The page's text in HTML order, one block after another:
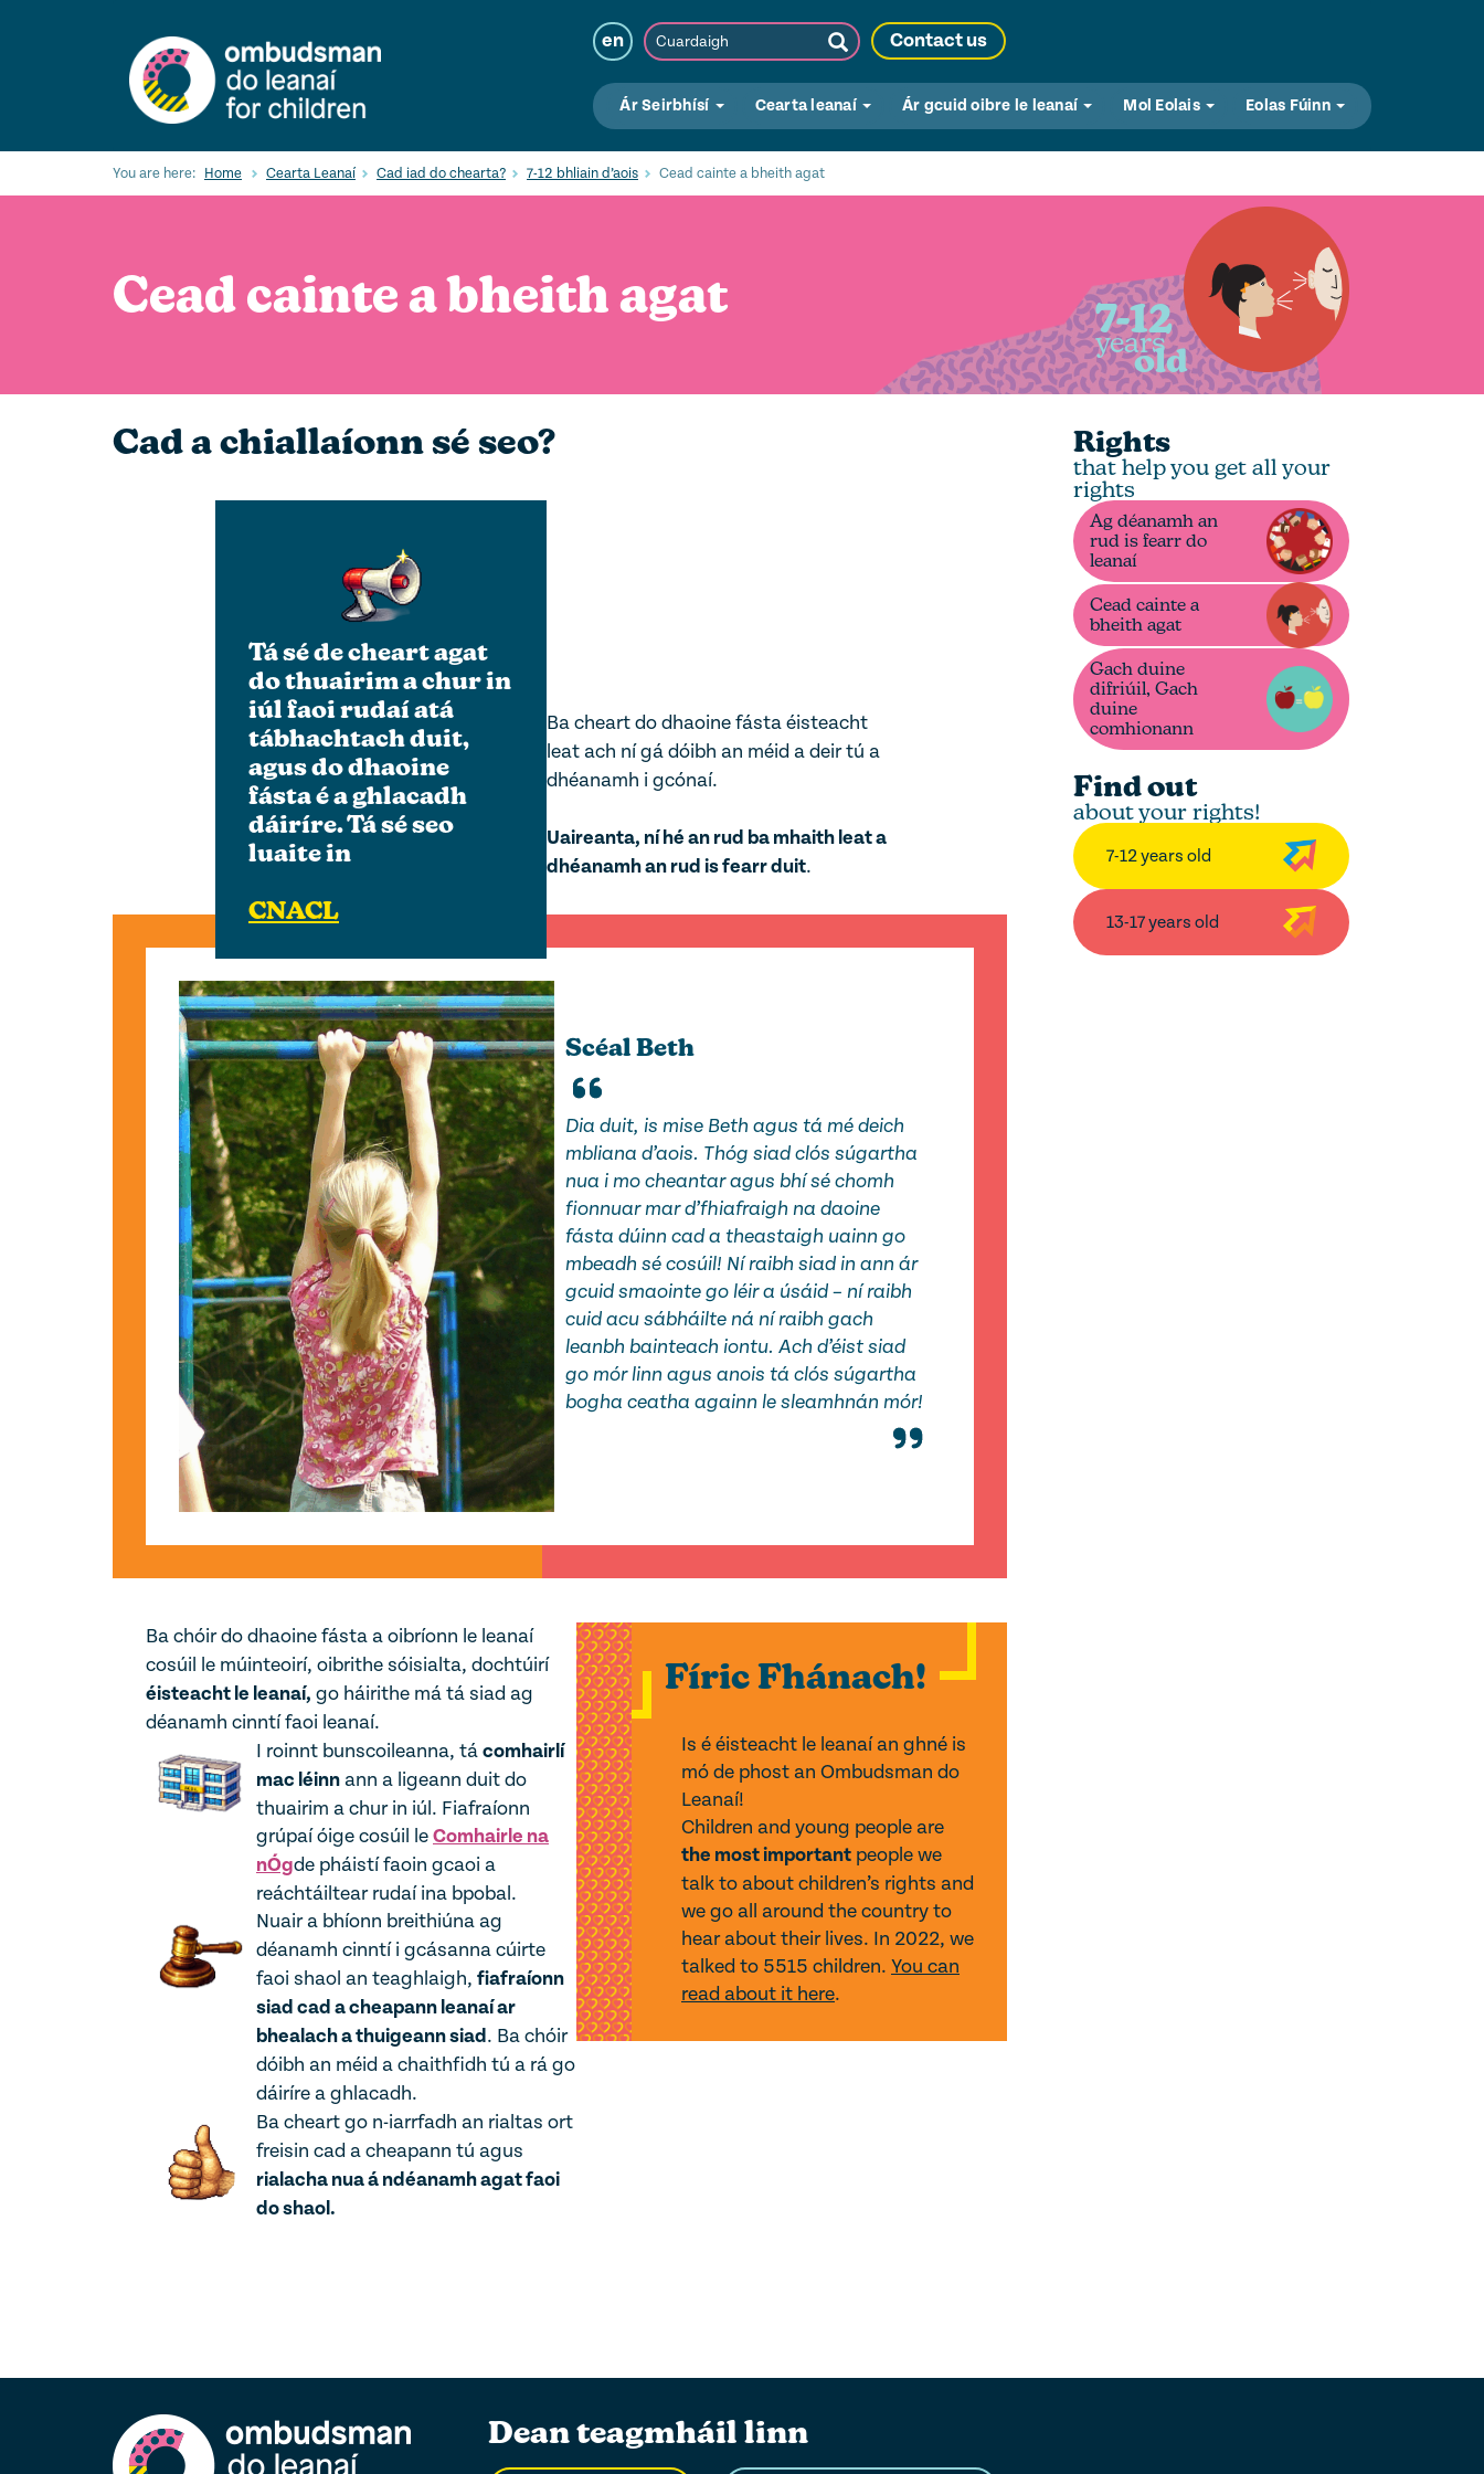
en Cuardaigh
Submit
Search
Contact us
Ár Seirbhísí Cearta leanaí Ár gcuid oibre le leanaí Mol Eolais Eolas Fúinn
You are here: Home Cearta Leanaí Cad iad do chearta? 7-12 bhliain d’aois Cead cainte a bheith agat
Cead cainte a bheith agat 7-12
years
old
Cad a chiallaíonn sé seo?
Tá sé de cheart agat
do thuairim a chur in
iúl faoi rudaí atá
tábhachtach duit,
agus do dhaoine
fásta é a ghlacadh
dáiríre. Tá sé seo
luaite in
CNACL
Ba cheart do dhaoine fásta éisteacht
leat ach ní gá dóibh an méid a deir tú a
dhéanamh i gcónaí.
Uaireanta, ní hé an rud ba mhaith leat a
dhéanamh an rud is fearr duit.
Scéal Beth
Dia duit, is mise Beth agus tá mé deich
mbliana d’aois. Thóg siad clós súgartha
nua i mo cheantar agus bhí sé chomh
fionnuar mar d’fhiafraigh na daoine
fásta dúinn cad a theastaigh uainn go
mbeadh sé cosúil! Ní raibh siad in ann ár
gcuid smaointe go léir a úsáid – ní raibh
cuid acu sábháilte ná ní raibh gach
leanbh bainteach iontu. Ach d’éist siad
go mór linn agus anois tá clós súgartha
bogha ceatha againn le sleamhnán mór!
Ba chóir do dhaoine fásta a oibríonn le leanaí
cosúil le múinteoirí, oibrithe sóisialta, dochtúirí
éisteacht le leanaí, go háirithe má tá siad ag
déanamh cinntí faoi leanaí.
I roinnt bunscoileanna, tá comhairlí
mac léinn ann a ligeann duit do
thuairim a chur in iúl. Fiafraíonn
grúpaí óige cosúil le Comhairle na
nÓgde pháistí faoin gcaoi a
reáchtáiltear rudaí ina bpobal.
Nuair a bhíonn breithiúna ag
déanamh cinntí i gcásanna cúirte
faoi shaol an teaghlaigh, fiafraíonn
siad cad a cheapann leanaí ar
bhealach a thuigeann siad . Ba chóir
dóibh an méid a chaithfidh tú a rá go
dáiríre a ghlacadh.
Ba cheart go n-iarrfadh an rialtas ort
freisin cad a cheapann tú agus
rialacha nua á ndéanamh agat faoi
do shaol.
Fíric Fhánach!
Is é éisteacht le leanaí an ghné is
mó de phost an Ombudsman do
Leanaí!
Children and young people are
the most important people we
talk to about children’s rights and
we go all around the country to
hear about their lives. In 2022, we
talked to 5515 children. You can
read about it here.
Rights
that help you get all your
rights
Ag déanamh an
rud is fearr do
leanaí
Cead cainte a
bheith agat
Gach duine
difriúil, Gach
duine
comhionann
Find out
about your rights!
7-12 years old
13-17 years old
Dean teagmháil linn